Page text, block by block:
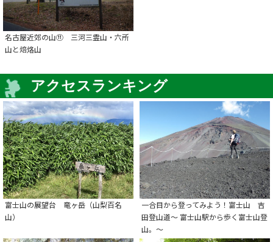
名古屋近郊の山⑪ 三河三霊山・六所
山と焙烙山
アクセスランキング
富士山の展望台 竜ヶ岳（山梨百名
山）
一合目から登ってみよう！富士山 吉
田登山道～ 富士山駅から歩く富士山登
山。～